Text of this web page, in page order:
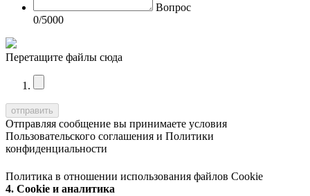
Вопрос
0/5000
Перетащите файлы сюда
Отправляя сообщение вы принимаете условия
Пользовательского соглашения и Политики
конфиденциальности
Политика в отношении использования файлов Cookie
4. Cookie и аналитика